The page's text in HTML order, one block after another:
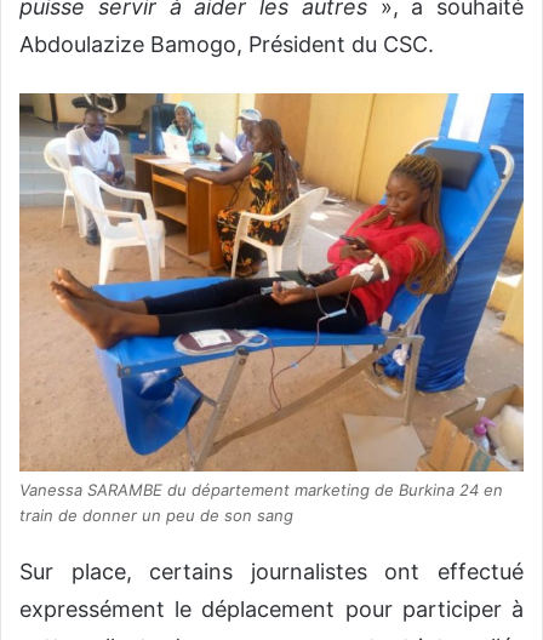
puisse servir à aider les autres», a souhaité
Abdoulazize Bamogo, Président du CSC.
Vanessa SARAMBE du département marketing de Burkina 24 en
train de donner un peu de son sang
Sur place, certains journalistes ont effectué
expressément le déplacement pour participer à